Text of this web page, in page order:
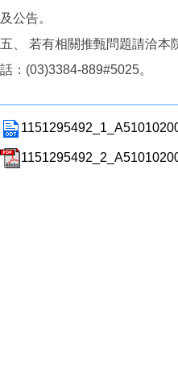
及公告。
五、 若有相關推甄問題請洽本
話：(03)3384-889#5025。